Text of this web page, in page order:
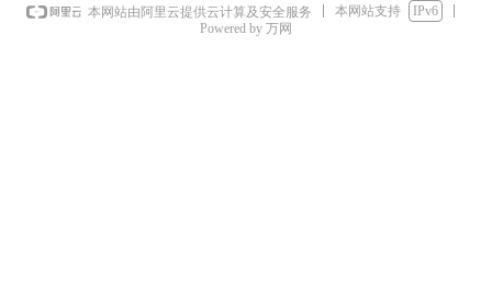
本网站由阿里云提供云计算及安全服务 本网站支持
IPv6
Powered by 万网